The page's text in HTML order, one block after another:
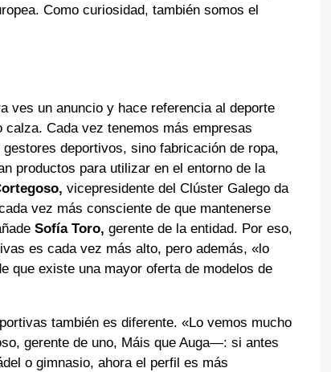
Como curiosidad, también somos el
ves un anuncio y hace referencia al deporte
Cada vez tenemos más empresas
deportivos, sino fabricación de ropa,
productos para utilizar en el entorno de la
vicepresidente del Clúster Galego da
vez más consciente de que mantenerse
Sofía Toro, gerente de la entidad. Por eso,
es cada vez más alto, pero además, «lo
que existe una mayor oferta de modelos de
también es diferente. «Lo vemos mucho
gerente de uno, Máis que Auga—: si antes
o gimnasio, ahora el perfil es más